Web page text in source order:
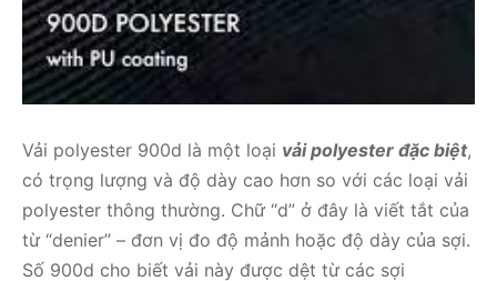
Vải polyester 900d là một loại vải polyester đặc biệt,
có trọng lượng và độ dày cao hơn so với các loại vải
polyester thông thường. Chữ “d” ở đây là viết tắt của
từ “denier” – đơn vị đo độ mảnh hoặc độ dày của sợi.
Số 900d cho biết vải này được dệt từ các sợi